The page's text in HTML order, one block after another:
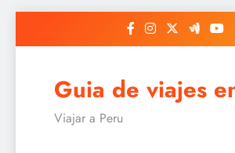
Guia de viajes
Viajar a Peru